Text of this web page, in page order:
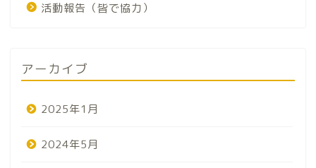
活動報告（皆で協力）
アーカイブ
2025年1月
2024年5月